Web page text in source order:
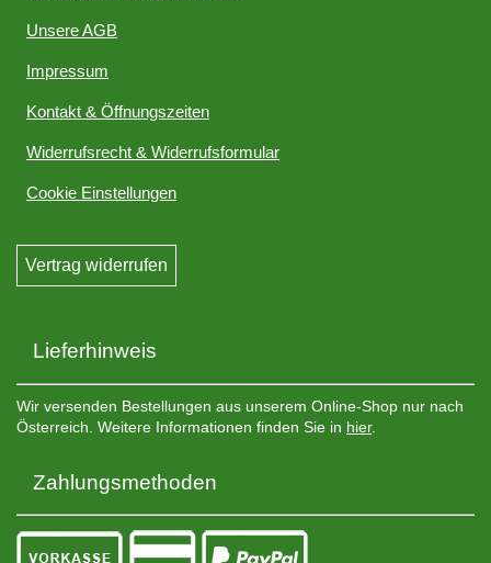
Unsere AGB
Impressum
Kontakt & Öffnungszeiten
Widerrufsrecht & Widerrufsformular
Cookie Einstellungen
Vertrag widerrufen
Lieferhinweis
Wir versenden Bestellungen aus unserem Online-Shop nur nach
Österreich. Weitere Informationen finden Sie in hier.
Zahlungsmethoden